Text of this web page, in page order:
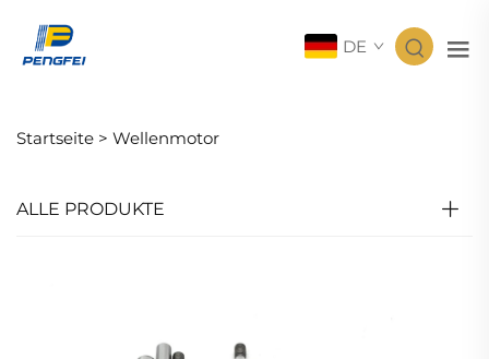
DE
Startseite > Wellenmotor
ALLE PRODUKTE